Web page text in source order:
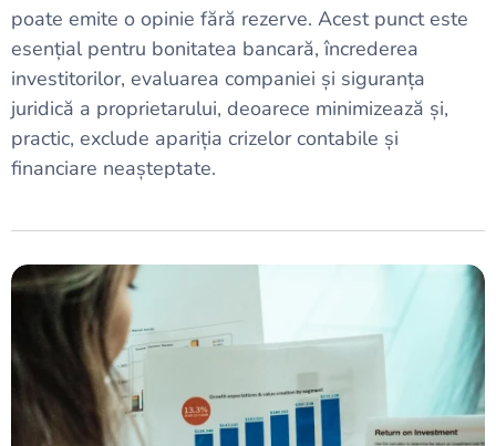
poate emite o opinie fără rezerve. Acest punct este
esențial pentru bonitatea bancară, încrederea
investitorilor, evaluarea companiei și siguranța
juridică a proprietarului, deoarece minimizează și,
practic, exclude apariția crizelor contabile și
financiare neașteptate.